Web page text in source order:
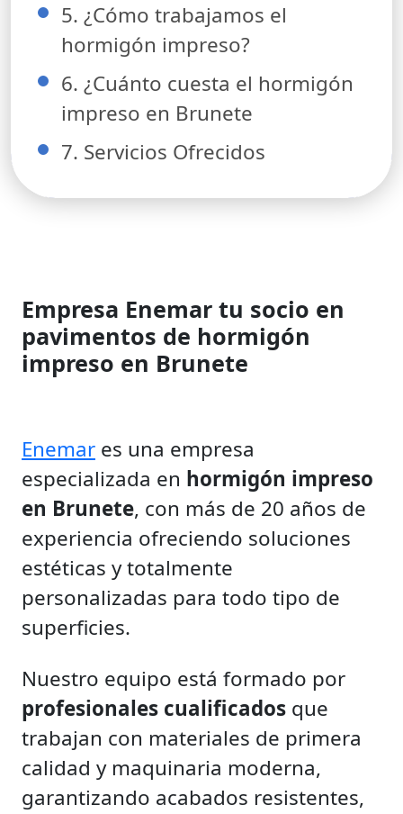
5. ¿Cómo trabajamos el
hormigón impreso?
6. ¿Cuánto cuesta el hormigón
impreso en Brunete
7. Servicios Ofrecidos
Empresa Enemar tu socio en
pavimentos de hormigón
impreso en Brunete
Enemar es una empresa
especializada en hormigón impreso
en Brunete, con más de 20 años de
experiencia ofreciendo soluciones
estéticas y totalmente
personalizadas para todo tipo de
superficies.
Nuestro equipo está formado por
profesionales cualificados que
trabajan con materiales de primera
calidad y maquinaria moderna,
garantizando acabados resistentes,